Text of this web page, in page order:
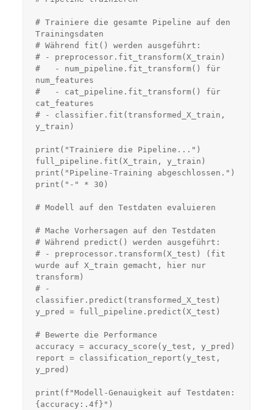
# Trainiere die gesamte Pipeline auf den
Trainingsdaten
# Während fit() werden ausgeführt:
# - preprocessor.fit_transform(X_train)
#   - num_pipeline.fit_transform() für
num_features
#   - cat_pipeline.fit_transform() für
cat_features
# - classifier.fit(transformed_X_train,
y_train)
print("Trainiere die Pipeline...")
full_pipeline.fit(X_train, y_train)
print("Pipeline-Training abgeschlossen.")
print("-" * 30)
# Modell auf den Testdaten evaluieren
# Mache Vorhersagen auf den Testdaten
# Während predict() werden ausgeführt:
# - preprocessor.transform(X_test) (fit
wurde auf X_train gemacht, hier nur
transform)
# -
classifier.predict(transformed_X_test)
y_pred = full_pipeline.predict(X_test)
# Bewerte die Performance
accuracy = accuracy_score(y_test, y_pred)
report = classification_report(y_test,
y_pred)
print(f"Modell-Genauigkeit auf Testdaten:
{accuracy:.4f}")